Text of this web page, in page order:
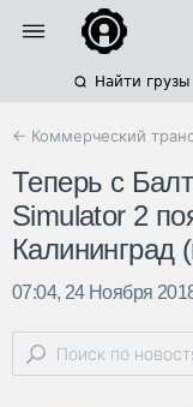
Найти грузы
← Коммерческий
Теперь с
Simulator 2
Калининград
07:04, 24 Ноября